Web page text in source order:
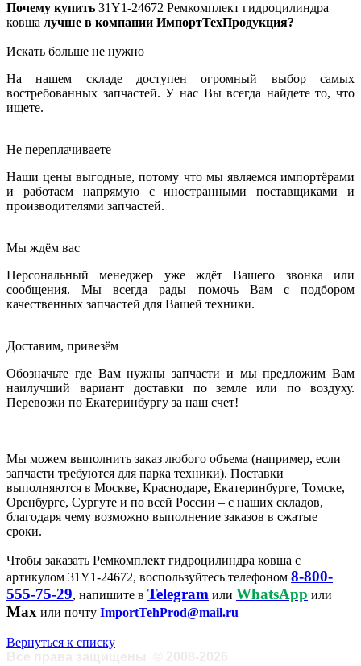
Почему купить 31Y1-24672 Ремкомплект гидроцилиндра
ковша лучше в компании ИмпортТехПродукция?
Искать больше не нужно
На нашем складе доступен огромный выбор самых
востребованных запчастей. У нас Вы всегда найдете то, что
ищете.
Не переплачиваете
Наши цены выгодные, потому что мы являемся импортёрами
и работаем напрямую с иностранными поставщиками и
производителями запчастей.
Мы ждём вас
Персональный менеджер уже ждёт Вашего звонка или
сообщения. Мы всегда рады помочь Вам с подбором
качественных запчастей для Вашей техники.
Доставим, привезём
Обозначьте где Вам нужны запчасти и мы предложим Вам
наилучший вариант доставки по земле или по воздуху.
Перевозки по Екатеринбургу за наш счет!
Мы можем выполнить заказ любого объема (например, если
запчасти требуются для парка техники). Поставки
выполняются в Москве, Краснодаре, Екатеринбурге, Томске,
Оренбурге, Сургуте и по всей России – с наших складов,
благодаря чему возможно выполнение заказов в сжатые
сроки.
Чтобы заказать Ремкомплект гидроцилиндра ковша с
артикулом 31Y1-24672, воспользуйтесь телефоном 8-800-
555-75-29, напишите в Telegram или WhatsApp или
Max или почту ImportTehProd@mail.ru
Вернуться к списку